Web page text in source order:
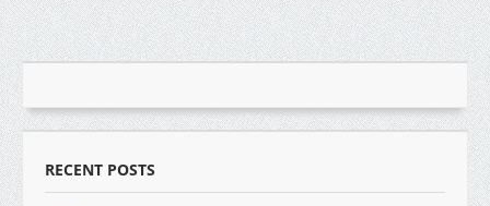
RECENT POSTS